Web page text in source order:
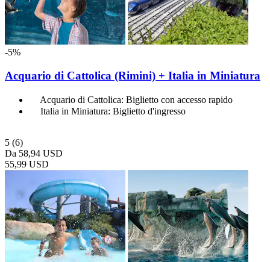
-5%
Acquario di Cattolica (Rimini) + Italia in Miniatura
Acquario di Cattolica: Biglietto con accesso rapido
Italia in Miniatura: Biglietto d'ingresso
5 (6)
Da 58,94 USD
55,99 USD